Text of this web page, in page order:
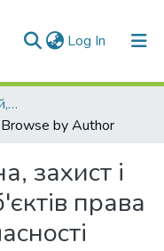
Log In (current)
Матеріали конференцій, семінарів і т.п.
Browse by Author
захист і
права